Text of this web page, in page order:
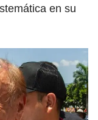
en su